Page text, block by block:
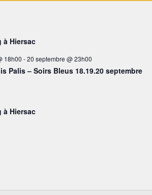
à Hiersac
18h00 -20 septembre @ 23h00
Palis – Soirs Bleus 18.19.20 septembre
à Hiersac